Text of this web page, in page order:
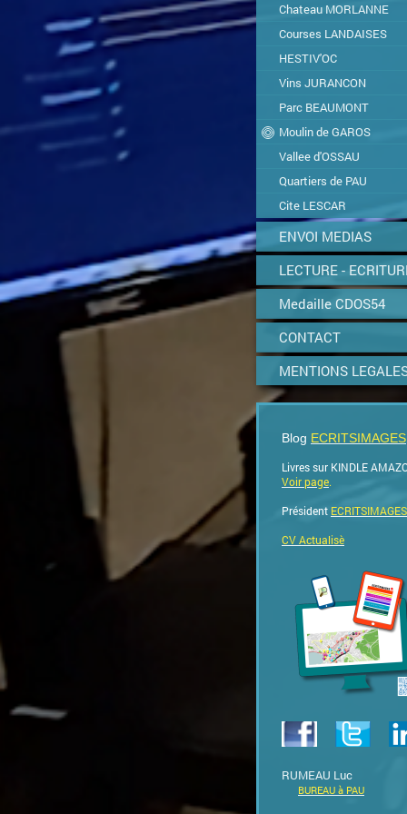
Chateau MORLANNE
Courses LANDAISES
HESTIV'OC
Vins JURANCON
Parc BEAUMONT
Moulin de GAROS
Vallee d'OSSAU
Quartiers de PAU
Cite LESCAR
ENVOI MEDIAS
LECTURE -
Medaille CDOS54
CONTACT
MENTIONS
Blog ECRITSIMAGES
Livres sur KINDLE
Voir page.
Président ECRITSIMAGES
CV Actualisè
RUMEAU Luc
BUREAU à PAU